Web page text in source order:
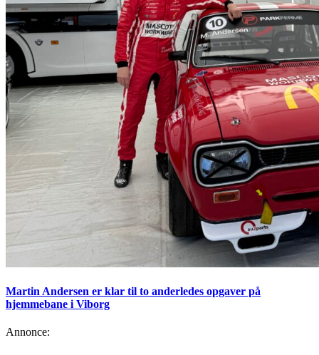
Martin Andersen er klar til to anderledes opgaver på
hjemmebane i Viborg
Annonce: